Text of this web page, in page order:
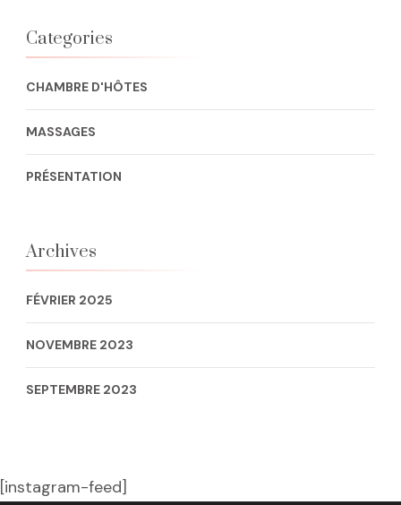
Categories
CHAMBRE D'HÔTES
MASSAGES
PRÉSENTATION
Archives
FÉVRIER 2025
NOVEMBRE 2023
SEPTEMBRE 2023
[instagram-feed]